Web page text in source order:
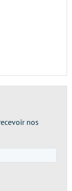
nos